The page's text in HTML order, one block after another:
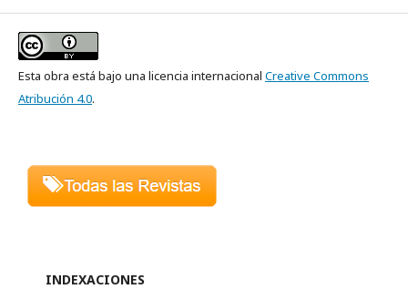
Esta obra está bajo una licencia internacional Creative Commons
Atribución 4.0.
INDEXACIONES